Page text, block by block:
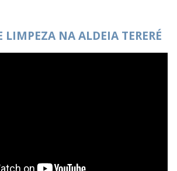
LIMPEZA NA ALDEIA TERERÉ